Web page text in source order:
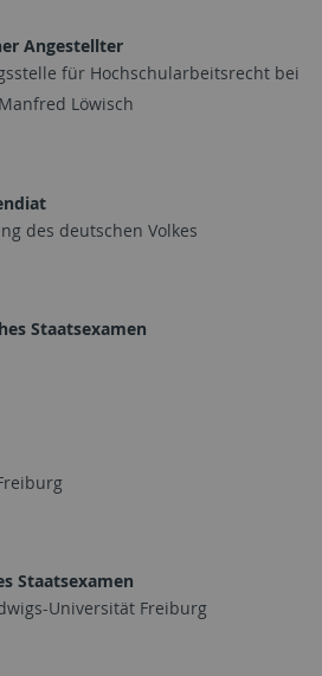
Angestellter
für Hochschularbeitsrecht bei
Löwisch
des deutschen Volkes
Staatsexamen
Staatsexamen
Universität Freiburg